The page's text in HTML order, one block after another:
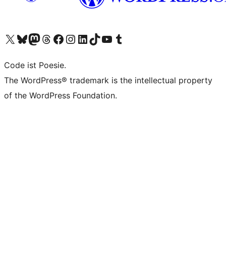
Unser X-Konto (früher Twitter) besuchen
Unser Bluesky-Konto besuchen
Unser Mastodon-Konto besuchen
Unser Threads-Konto besuchen
Unsere Facebook-Seite besuchen
Unser Instagram-Konto besuchen
Unser LinkedIn-Konto besuchen
Unser TikTok-Konto besuchen
Unseren YouTube-Kanal besuchen
Unser Tumblr-Konto besuchen
Code ist Poesie.
The WordPress® trademark is the intellectual property
of the WordPress Foundation.